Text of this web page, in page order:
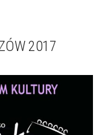
2017